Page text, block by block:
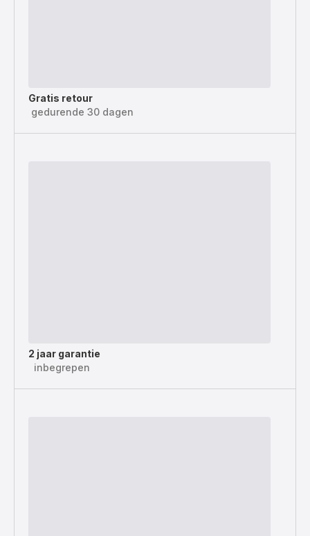
Gratis retour
gedurende 30 dagen
2 jaar garantie
inbegrepen